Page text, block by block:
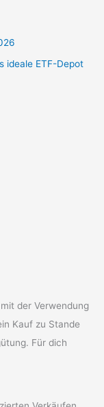
ideale ETF-Depot
der Verwendung
Kauf zu Stande
Für dich